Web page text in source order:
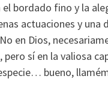
el bordado fino y la
actuaciones y una
en Dios,
pero sí en la valiosa
bueno,